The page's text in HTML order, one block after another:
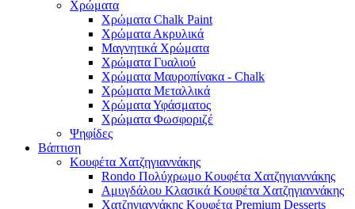
Χρώματα
Χρώματα Chalk Paint
Χρώματα Ακρυλικά
Μαγνητικά Χρώματα
Χρώματα Γυαλιού
Χρώματα Μαυροπίνακα - Chalk
Χρώματα Μεταλλικά
Χρώματα Υφάσματος
Χρώματα Φωσφοριζέ
Ψηφίδες
Βάπτιση
Κουφέτα Χατζηγιαννάκης
Rondo Πολύχρωμο Κουφέτα Χατζηγιαννάκης
Αμυγδάλου Κλασικά Κουφέτα Χατζηγιαννάκης
Χατζηγιαννάκης Κουφέτα Premium Desserts